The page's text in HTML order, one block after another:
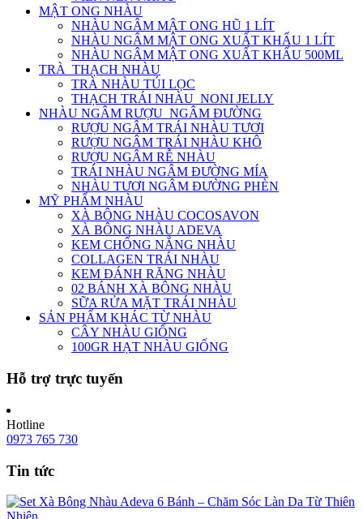
MẬT ONG NHÀU
NHÀU NGÂM MẬT ONG HŨ 1 LÍT
NHÀU NGÂM MẬT ONG XUẤT KHẨU 1 LÍT
NHÀU NGÂM MẬT ONG XUẤT KHẨU 500ML
TRÀ_THẠCH NHÀU
TRÀ NHÀU TÚI LỌC
THẠCH TRÁI NHÀU_NONI JELLY
NHÀU NGÂM RƯỢU_NGÂM ĐƯỜNG
RƯỢU NGÂM TRÁI NHÀU TƯƠI
RƯỢU NGÂM TRÁI NHÀU KHÔ
RƯỢU NGÂM RỄ NHÀU
TRÁI NHÀU NGÂM ĐƯỜNG MÍA
NHÀU TƯƠI NGÂM ĐƯỜNG PHÈN
MỸ PHẨM NHÀU
XÀ BÔNG NHÀU COCOSAVON
XÀ BÔNG NHÀU ADEVA
KEM CHỐNG NẮNG NHÀU
COLLAGEN TRÁI NHÀU
KEM ĐÁNH RĂNG NHÀU
02 BÁNH XÀ BÔNG NHÀU
SỮA RỬA MẶT TRÁI NHÀU
SẢN PHẨM KHÁC TỪ NHÀU
CÂY NHÀU GIỐNG
100GR HẠT NHÀU GIỐNG
Hỗ trợ trực tuyến
Hotline
0973 765 730
Tin tức